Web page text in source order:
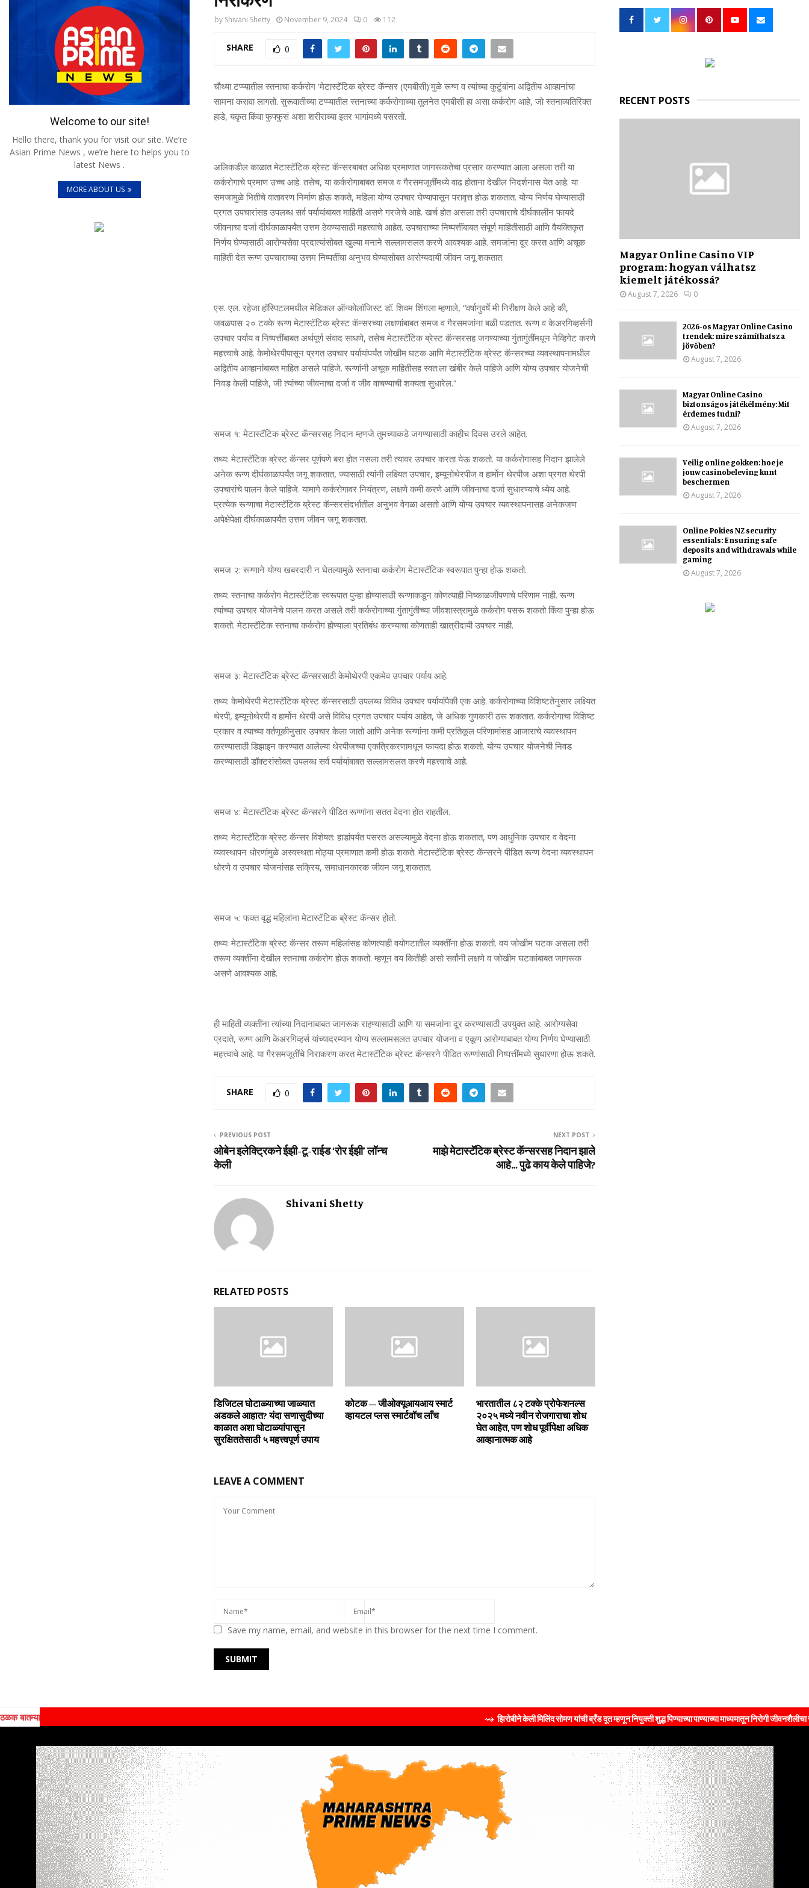
by Shivani Shetty November 9, 2024 0 112
SHARE 0
चौथ्‍या टप्‍प्‍यातील स्‍तनाचा कर्करोग ‘मेटास्‍टॅटिक ब्रेस्‍ट कॅन्‍सर (एमबीसी)’मुळे रूग्‍ण व त्‍यांच्‍या कुटुंबांना अद्वितीय आव्‍हानांचा
सामना करावा लागतो. सुरूवातीच्‍या टप्‍प्‍यातील स्‍तनाच्या कर्करोगाच्‍या तुलनेत एमबीसी हा असा कर्करोग आहे, जो स्‍तनाव्‍यतिरिक्‍त
हाडे, यकृत किंवा फुफ्फुसं अशा शरीराच्‍या इतर भागांमध्‍ये पसरतो.
अलिकडील काळात मेटास्‍टॅटिक ब्रेस्‍ट कॅन्‍सरबाबत अधिक प्रमाणात जागरूकतेचा प्रसार करण्‍यात आला असला तरी या
कर्करोगाचे प्रमाण उच्‍च आहे. तसेच, या कर्करोगाबाबत समज व गैरसमजूतींमध्‍ये वाढ होताना देखील निदर्शनास येत आहे. या
समजामुळे भितीचे वातावरण निर्माण होऊ शकते, महिला योग्‍य उपचार घेण्‍यापासून परावृत्त होऊ शकतात. योग्‍य निर्णय घेण्‍यासाठी
प्रग‍त उपचारांसह उपलब्‍ध सर्व पर्यायांबाबत माहिती असणे गरजेचे आहे. खर्च होत असला तरी उपचाराचे दीर्घकालीन फायदे
जीवनाचा दर्जा दीर्घकाळापर्यंत उत्तम ठेवण्‍यासाठी महत्त्वाचे आहेत. उपचाराच्‍या निष्‍पत्तींबाबत संपूर्ण माहितीसाठी आणि वैयक्तिकृत
निर्णय घेण्‍यासाठी आरोग्‍यसेवा प्रदात्‍यांसोबत खुल्‍या मनाने सल्‍लामसलत करणे आवश्‍यक आहे. समजांना दूर करत आणि अचूक
माहिती देत रूग्‍ण उपचाराच्‍या उत्तम निष्‍पतींचा अनुभव घेण्‍यासोबत आरोग्‍यदायी जीवन जगू शकतात.
एस. एल. रहेजा हॉस्पिटलमधील मेडिकल ऑन्‍कोलॉजिस्‍ट डॉ. शिवम शिंगला म्‍हणाले, “वर्षानुवर्षे मी निरीक्षण केले आहे की,
जवळपास २० टक्‍के रूग्‍ण मेटास्‍टॅटिक ब्रेस्‍ट कॅन्‍सरच्‍या लक्षणांबाबत समज व गैरसमजांना बळी पडतात. रूग्‍ण व केअरगिव्‍हर्सनी
उपचार पर्याय व निष्‍पत्तींबाबत अर्थपूर्ण संवाद साधणे, तसेच मेटास्‍टॅटिक ब्रेस्‍ट कॅन्‍सरसह जगण्‍याच्‍या गुंतागुंतींमधून नेव्हिगेट करणे
महत्त्वाचे आहे. केमोथेरपीपासून प्रगत उपचार पर्यायांपर्यंत जोखीम घटक आणि मेटास्‍टॅटिक ब्रेस्‍ट कॅन्‍सरच्‍या व्‍यवस्‍थापनामधील
अद्वितीय आव्‍हानांबाबत माहित असले पाहिजे. रूग्‍णांनी अचूक माहितीसह स्‍वत:ला खंबीर केले पाहिजे आणि योग्‍य उपचार योजनेची
निवड केली पाहिजे, जी त्‍यांच्‍या जीवनाचा दर्जा व जीव वाचण्‍याची शक्‍यता सुधारेल.”
समज १: मेटास्‍टॅटिक ब्रेस्‍ट कॅन्‍सरसह निदान म्‍हणजे तुमच्‍याकडे जगण्‍यासाठी काहीच दिवस उरले आहेत.
तथ्‍य: मेटास्‍टॅटिक ब्रेस्‍ट कॅन्‍सर पूर्णपणे बरा होत नसला तरी त्‍यावर उपचार करता येऊ शकतो. या कर्करोगासह निदान झालेले
अनेक रूग्‍ण दीर्घकाळापर्यंत जगू शकतात, ज्‍यासाठी त्‍यांनी लक्ष्यित उपचार, इम्‍यूनोथेरपीज व हार्मोन थेरपीज अशा प्रगत थेरपी
उपचारांचे पालन केले पाहिजे. यामागे कर्करोगावर नियंत्रण, लक्षणे कमी करणे आणि जीवनाचा दर्जा सुधारण्‍याचे ध्‍येय आहे.
प्रत्‍येक रूग्‍णाचा मेटास्‍टॅटिक ब्रेस्‍ट कॅन्‍सरसंदर्भातील अनुभव वेगळा असतो आणि योग्‍य उपचार व्यवस्थापनासह अनेकजण
अपेक्षेपेक्षा दीर्घकाळापर्यंत उत्तम जीवन जगू शकतात.
समज २: रूग्‍णाने योग्‍य खबरदारी न घेतल्‍यामुळे स्‍तनाचा कर्करोग मेटास्‍टॅटिक स्‍वरूपात पुन्‍हा होऊ शकतो.
तथ्‍य: स्‍तनाचा कर्करोग मेटास्‍टॅटिक स्‍वरूपात पुन्‍हा होण्‍यासाठी रूग्‍णाकडून कोणत्‍याही निष्‍काळजीपणाचे परिणाम नाही. रूग्‍ण
त्‍यांच्‍या उपचार योजनेचे पालन करत असले तरी कर्करोगाच्‍या गुंतागुंतीच्‍या जीवशास्‍त्रामुळे कर्करोग पसरू शकतो किंवा पुन्‍हा होऊ
शकतो. मेटास्‍टॅटिक स्‍तनाचा कर्करोग होण्याला प्रतिबंध करण्‍याचा कोणताही खात्रीदायी उपचार नाही.
समज ३: मेटास्‍टॅटिक ब्रेस्‍ट कॅन्‍सरसाठी केमोथेरपी एकमेव उपचार पर्याय आहे.
तथ्‍य: केमोथेरपी मेटास्‍टॅटिक ब्रेस्‍ट कॅन्‍सरसाठी उपलब्‍ध विविध उपचार पर्यायांपैकी एक आहे. कर्करोगाच्‍या विशिष्‍टतेनुसार लक्ष्यित
थेरपी, इम्‍यूनोथेरपी व हार्मोन थेरपी असे विविध प्रगत उपचार पर्याय आहेत, जे अधिक गुणकारी ठरू शकतात. कर्करोगाचा विशिष्‍ट
प्रकार व त्‍याच्‍या वर्तणूकीनुसार उपचार केला जातो आणि अनेक रूग्‍णांना कमी प्रतिकूल परिणामांसह आजाराचे व्‍यवस्‍थापन
करण्‍यासाठी डिझाइन करण्‍यात आलेल्‍या थेरपीजच्‍या एकत्रिकरणामधून फायदा होऊ शकतो. योग्‍य उपचार योजनेची निवड
करण्‍यासाठी डॉक्‍टरांसोबत उपलब्‍ध सर्व पर्यायांबाबत सल्‍लामसलत करणे महत्त्वाचे आहे.
समज ४: मेटास्‍टॅटिक ब्रेस्‍ट कॅन्‍सरने पीडित रूग्‍णांना सतत वेदना होत राहतील.
तथ्‍य: मेटास्‍टॅटिक ब्रेस्‍ट कॅन्‍सर विशेषत: हाडांपर्यंत पसरत असल्‍यामुळे वेदना होऊ शकतात, पण आधुनिक उपचार व वेदना
व्‍यवस्‍थापन धोरणांमुळे अस्‍वस्‍थता मोठ्या प्रमाणात कमी होऊ शकते. मेटास्‍टॅटिक ब्रेस्‍ट कॅन्‍सरने पीडित रूग्‍ण वेदना व्‍यवस्‍थापन
धोरणे व उपचार योजनांसह सक्रिय, समाधानकारक जीवन जगू शकतात.
समज ५: फक्‍त वृद्ध महिलांना मेटास्‍टॅटिक ब्रेस्‍ट कॅन्‍सर होतो.
तथ्‍य: मेटास्‍टॅटिक ब्रेस्‍ट कॅन्‍सर तरूण महिलांसह कोणत्‍याही वयोगटातील व्‍यक्‍तींना होऊ शकतो. वय जोखीम घटक असला तरी
तरूण व्‍यक्‍तींना देखील स्‍तनाचा कर्करोग होऊ शकतो. म्‍हणून वय कितीही असो सर्वांनी लक्षणे व जोखीम घटकांबाबत जागरूक
असणे आवश्‍यक आहे.
ही माहिती व्‍यक्‍तींना त्‍यांच्‍या निदानाबाबत जागरूक राहण्‍यासाठी आणि या समजांना दूर करण्‍यासाठी उपयुक्‍त आहे. आरोग्‍यसेवा
प्रदाते, रूग्‍ण आणि केअरगिव्‍हर्स यांच्‍यादरम्‍यान योग्‍य सल्‍लामसलत उपचार योजना व एकूण आरोग्‍याबाबत योग्‍य निर्णय घेण्‍यासाठी
महत्त्वाचे आहे. या गैरसमजूतींचे निराकरण करत मेटास्‍टॅटिक ब्रेस्‍ट कॅन्‍सरने पीडित रूग्‍णांसाठी निष्‍पत्तींमध्‍ये सुधारणा होऊ शकते.
SHARE 0
PREVIOUS POST
ओबेन इलेक्ट्रिकने ईझी-टू-राईड ‘रोर ईझी’ लॉन्च
केली
NEXT POST
माझे मेटास्‍टॅटिक ब्रेस्‍ट कॅन्‍सरसह निदान झाले
आहे… पुढे काय केले पाहिजे?
Shivani Shetty
RELATED POSTS
डिजिटल घोटाळ्याच्‍या जाळ्यात
अडकले आहात? यंदा सणासुदीच्‍या
काळात अशा घोटाळ्यांपासून
सुरक्षिततेसाठी ५ महत्त्वपूर्ण उपाय
कोटक – जीओक्‍यूआयआय स्‍मार्ट
व्‍हायटल प्‍लस स्‍मार्टवॉच लाँच
भारतातील ८२ टक्‍के प्रोफेशनल्स
२०२५ मध्‍ये नवीन रोजगाराचा शोध
घेत आहेत, पण शोध पूर्वीपेक्षा अधिक
आव्‍हानात्‍मक आहे
LEAVE A COMMENT
Save my name, email, and website in this browser for the next time I comment.
Welcome to our site!
Hello there, thank you for visit our site. We’re
Asian Prime News , we’re here to helps you to
latest News .
MORE ABOUT US
o
RECENT POSTS
Magyar Online Casino VIP
program: hogyan válhatsz
kiemelt játékossá?
August 7, 2026 0
2026-os Magyar Online Casino
trendek: mire számíthatsz a
jövőben?
August 7, 2026
Magyar Online Casino
biztonságos játékélmény: Mit
érdemes tudni?
August 7, 2026
Veilig online gokken: hoe je
jouw casinobeleving kunt
beschermen
August 7, 2026
Online Pokies NZ security
essentials: Ensuring safe
deposits and withdrawals while
gaming
August 7, 2026
ठळक बातम्या ⇝ झिरोबीने केली मिलिंद सोमण यांची ब्रँड दूत म्हणून नियुक्ती शुद्ध पिण्याच्या पाण्याच्या माध्यमातून निरोगी जीवनशैलीचा संदेश जनतेपर्यंत